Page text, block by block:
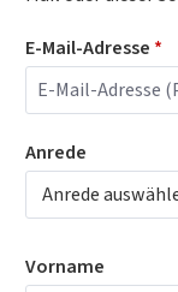
E-Mail-Adresse *
Anrede
Vorname